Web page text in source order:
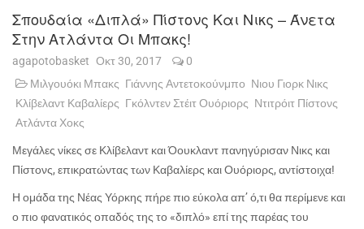
Σπουδαία «διπλά» Πίστονς Και Νικς – Άνετα
Στην Ατλάντα Οι Μπακς!
agapotobasket Οκτ 30, 2017
0
Μιλγουόκι Μπακς Γιάννης Αντετοκούνμπο Νιου Γιορκ Νικς
Κλίβελαντ Καβαλίερς Γκόλντεν Στέιτ Ουόριορς Ντιτρόιτ Πίστονς
Ατλάντα Χοκς
Μεγάλες νίκες σε Κλίβελαντ και Όουκλαντ πανηγύρισαν Νικς και
Πίστονς, επικρατώντας των Καβαλίερς και Ουόριορς, αντίστοιχα!
Η ομάδα της Νέας Υόρκης πήρε πιο εύκολα απ’ ό,τι θα περίμενε και
ο πιο φανατικός οπαδός της το «διπλό» επί της παρέας του